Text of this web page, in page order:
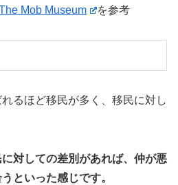
Mob Museum
を参考
るほど移民が多く、移民に対し
対しての差別があれば、仲が悪
といった感じです。